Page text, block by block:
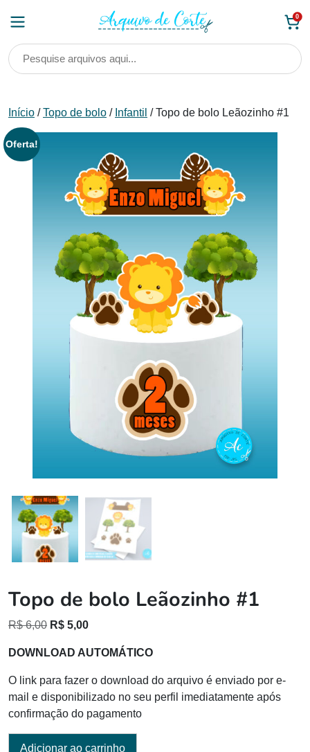
0
Início /Topo de bolo / Infantil / Topo de bolo Leãozinho #1
Oferta!
Topo de bolo Leãozinho #1
R$6,00 O
original
era:
R$ 6,00.
R$ 5,00O
atual
R$ 5,00.
DOWNLOAD AUTOMÁTICO
O link para fazer o download do arquivo é enviado por e-
mail e disponibilizado no seu perfil imediatamente após
confirmação do pagamento
Adicionar ao carrinho